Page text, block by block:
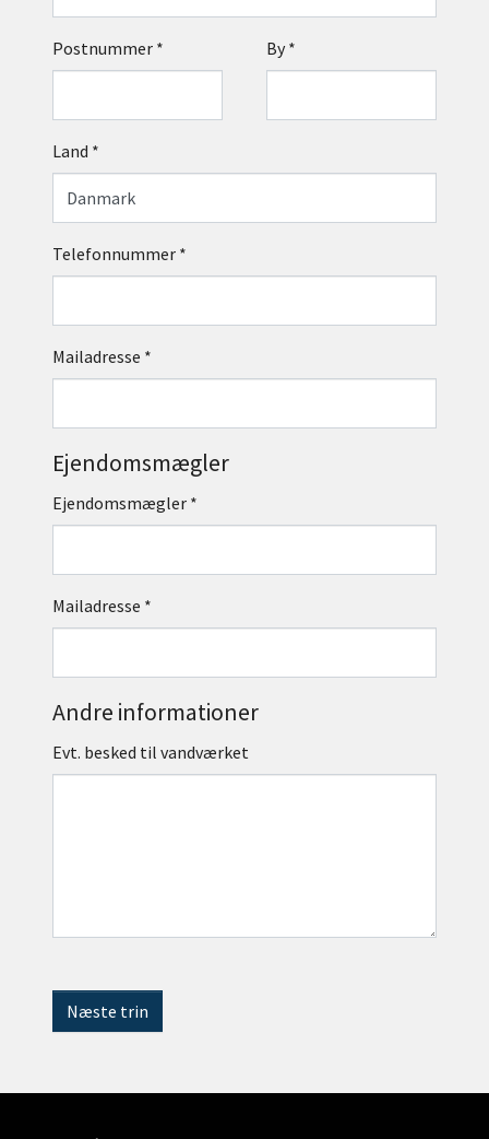
Postnummer * By*
Land *
Telefonnummer *
Mailadresse *
Ejendomsmægler
Ejendomsmægler *
Mailadresse *
Andre informationer
Evt. besked til vandværket
Næste trin